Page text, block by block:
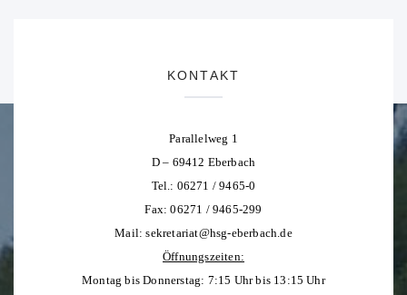
KONTAKT
Parallelweg 1
D – 69412 Eberbach
Tel.: 06271 / 9465-0
Fax: 06271 / 9465-299
Mail:sekretariat@hsg-eberbach.de
Öffnungszeiten:
Montag bis Donnerstag: 7:15 Uhr bis 13:15 Uhr